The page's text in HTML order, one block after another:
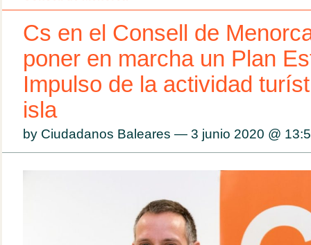
Cs en el Consell de
poner en marcha un Plan
Impulso de la actividad
isla
by Ciudadanos Baleares — 3 junio 2020 @